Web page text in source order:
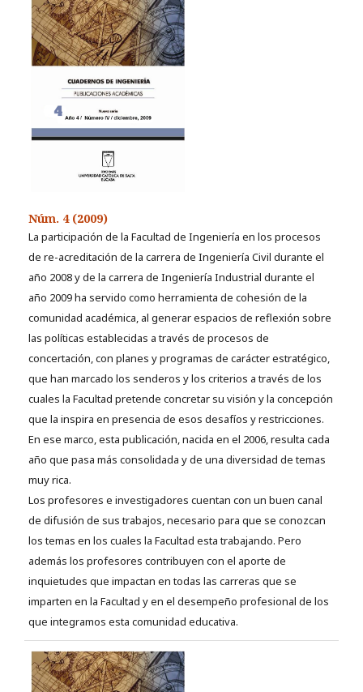
Núm. 4 (2009)
La participación de la Facultad de Ingeniería en los procesos
de re-acreditación de la carrera de Ingeniería Civil durante el
año 2008 y de la carrera de Ingeniería Industrial durante el
año 2009 ha servido como herramienta de cohesión de la
comunidad académica, al generar espacios de reflexión sobre
las políticas establecidas a través de procesos de
concertación, con planes y programas de carácter estratégico,
que han marcado los senderos y los criterios a través de los
cuales la Facultad pretende concretar su visión y la concepción
que la inspira en presencia de esos desafíos y restricciones.
En ese marco, esta publicación, nacida en el 2006, resulta cada
año que pasa más consolidada y de una diversidad de temas
muy rica.
Los profesores e investigadores cuentan con un buen canal
de difusión de sus trabajos, necesario para que se conozcan
los temas en los cuales la Facultad esta trabajando. Pero
además los profesores contribuyen con el aporte de
inquietudes que impactan en todas las carreras que se
imparten en la Facultad y en el desempeño profesional de los
que integramos esta comunidad educativa.